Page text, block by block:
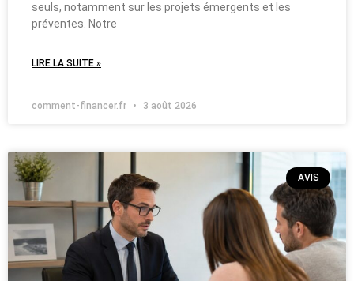
seuls, notamment sur les projets émergents et les
préventes. Notre
LIRE LA SUITE »
comment-financer.fr 3 août 2026
AVIS